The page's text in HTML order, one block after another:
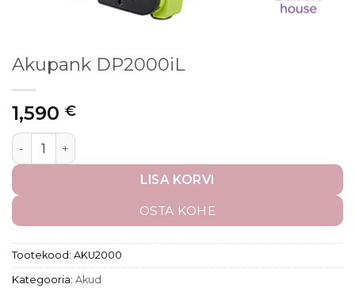
Akupank DP2000iL
1,590 €
LISA KORVI
OSTA KOHE
Tootekood: AKU2000
Kategooria: Akud